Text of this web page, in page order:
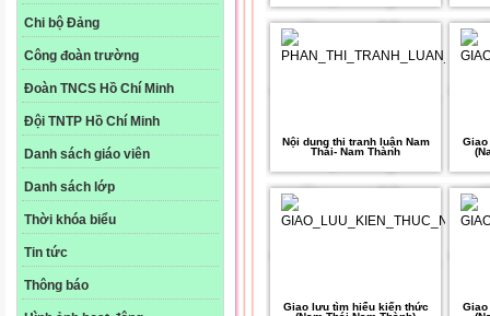
Chi bộ Đảng
Công đoàn trường
Đoàn TNCS Hồ Chí Minh
Đội TNTP Hồ Chí Minh
Danh sách giáo viên
Danh sách lớp
Thời khóa biểu
Tin tức
Thông báo
Nội dung thi tranh luận Nam
Thái- Nam Thành
Giao lưu tìm hiểu kiến thức